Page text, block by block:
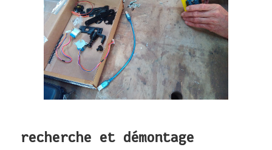
recherche et démontage